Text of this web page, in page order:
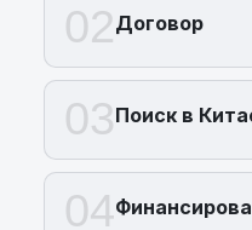
02Договор
03Поиск в
04